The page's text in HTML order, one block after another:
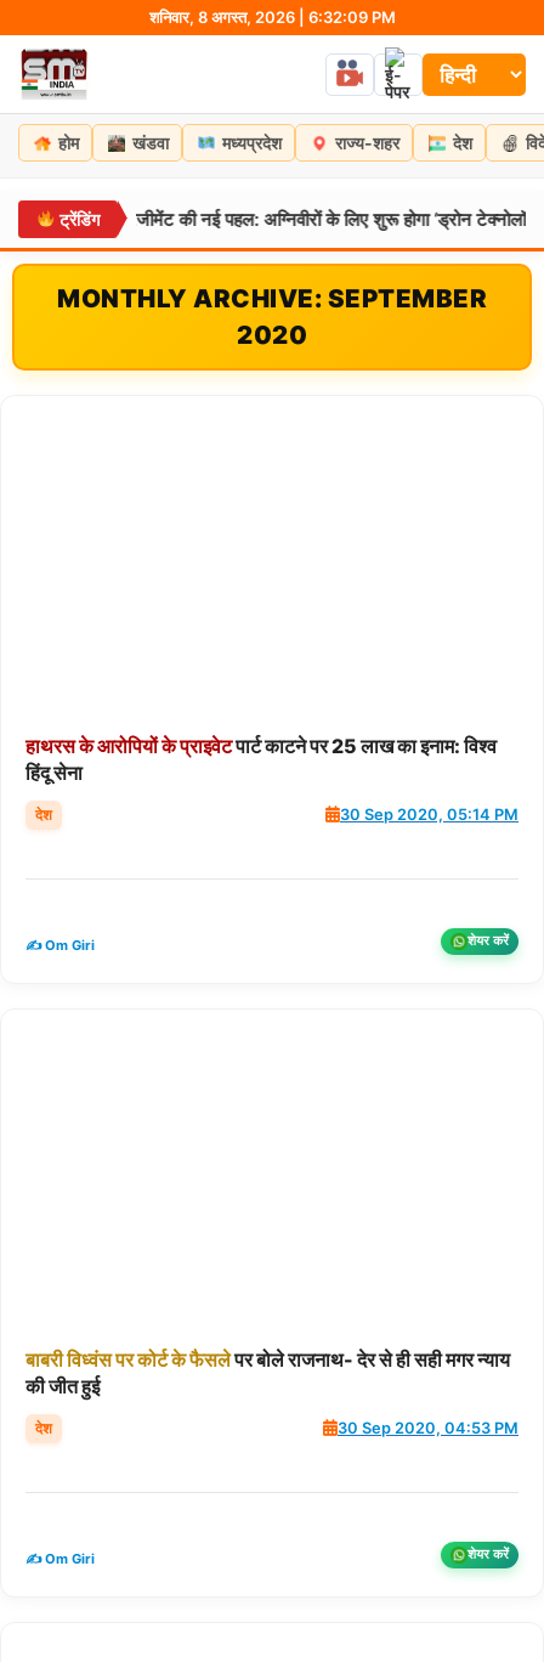
content
शनिवार, 8 अगस्त, 2026 | 6:32:10 PM
होम खंडवा मध्यप्रदेश राज्य-शहर देश
ट्रेंडिंग
रेजीमेंट की नई पहल: अग्निवीरों के लिए शुरू होगा ‘ड्रोन टेक्नोलॉजी’ कोर्स,
MONTHLY ARCHIVE: SEPTEMBER
2020
हाथरसकेआरोपियोंकेप्राइवेटपार्ट काटने पर 25 लाख का इनाम: विश्व
हिंदू सेना
देश 30 Sep 2020, 05:14 PM
✍️ Om Giri शेयर करें
बाबरीविध्वंसपरकोर्टकेफैसलेपर बोले राजनाथ- देर से ही सही मगर न्याय
की जीत हुई
देश 30 Sep 2020, 04:53 PM
✍️ Om Giri शेयर करें